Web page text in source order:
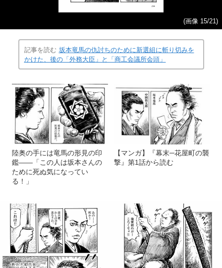
(画像 15/21)
記事を読む 坂本竜馬の仇討ちのために新選組に斬り切みを
かけた、後の「外務大臣」と「商工会議所会頭」
陸奥の手には竜馬の形見の印
鑑――「この人は坂本さんの
ために死ぬ気になってい
る！」
【マンガ】『幕末─花屋町の襲
撃』第1話から読む